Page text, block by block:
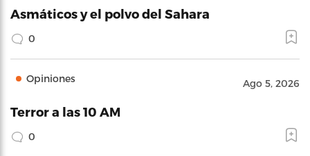
Asmáticos y el polvo del Sahara
0
Opiniones Ago 5, 2026
Terror a las 10 AM
0